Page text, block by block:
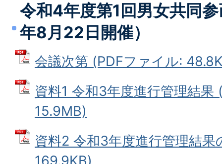
令和4年度第1回男女共同
年8月22日開催）
会議次第 (PDFファイル:
資料1 令和3年度進行管理結果
15.9MB)
資料2 令和3年度進行管理結